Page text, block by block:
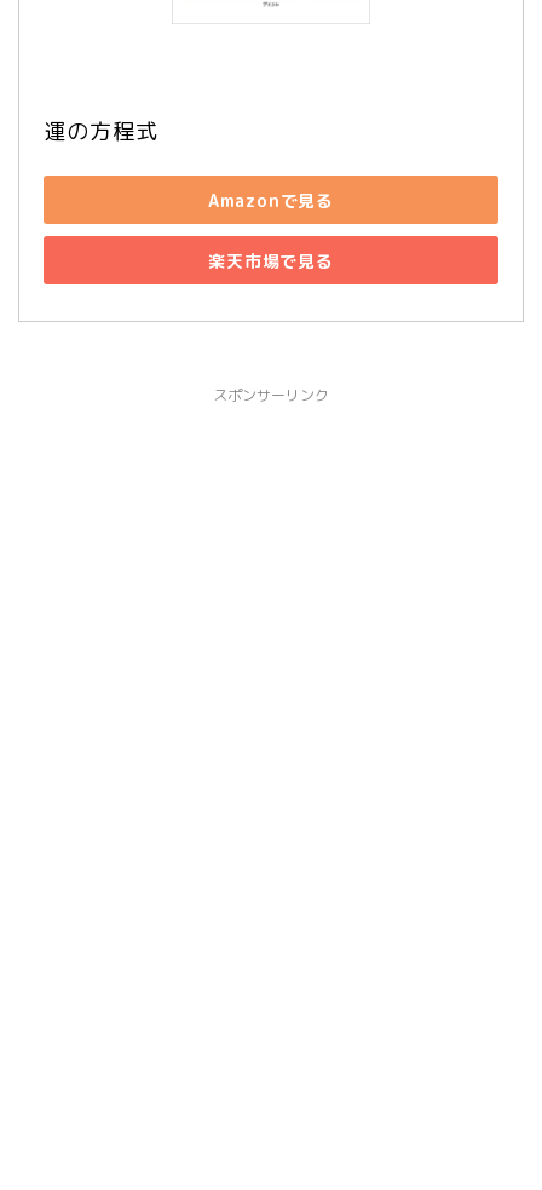
運の方程式
Amazonで見る
楽天市場で見る
スポンサーリンク